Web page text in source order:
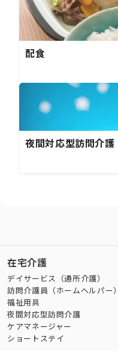
配食
夜間対応型訪問介護
在宅介護
デイサービス（通所介護）
訪問介護員（ホームヘルパー）
福祉用具
夜間対応型訪問介護
ケアマネージャー
ショートステイ